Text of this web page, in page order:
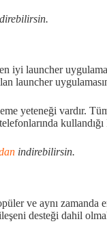
iyi launcher
launcher
yeteneği vardır.
indirebilirsin.
ve aynı
desteği dahil